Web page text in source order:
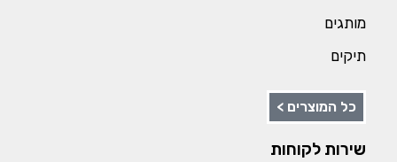
מותגים
תיקים
כל המוצרים >
שירות לקוחות